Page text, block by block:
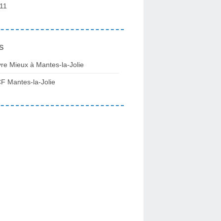
Mieux à Mantes-la-Jolie
Mantes-la-Jolie